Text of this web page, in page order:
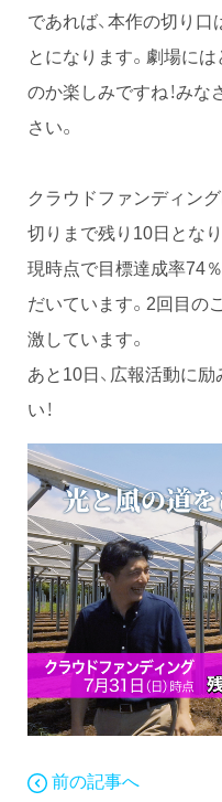
であれば、本作の切り
とになります。劇場に
のか楽しみですね！み
さい。
クラウドファンディン
切りまで残り10日となり
現時点で目標達成率74
だいています。2回目の
激しています。
あと10日、広報活動に
い！
前の記事へ